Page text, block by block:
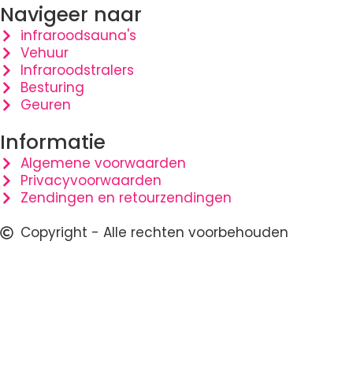
Navigeer naar
infraroodsauna's
Vehuur
Infraroodstralers
Besturing
Geuren
Informatie
Algemene voorwaarden
Privacyvoorwaarden
Zendingen en retourzendingen
Copyright - Alle rechten voorbehouden